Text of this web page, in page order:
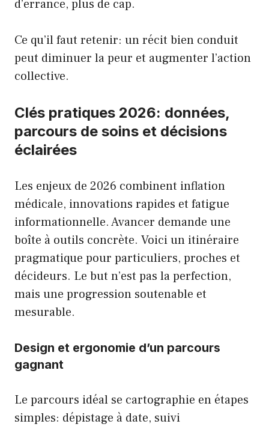
d’errance, plus de cap.
Ce qu’il faut retenir: un récit bien conduit
peut diminuer la peur et augmenter l’action
collective.
Clés pratiques 2026: données,
parcours de soins et décisions
éclairées
Les enjeux de 2026 combinent inflation
médicale, innovations rapides et fatigue
informationnelle. Avancer demande une
boîte à outils concrète. Voici un itinéraire
pragmatique pour particuliers, proches et
décideurs. Le but n’est pas la perfection,
mais une progression soutenable et
mesurable.
Design et ergonomie d’un parcours
gagnant
Le parcours idéal se cartographie en étapes
simples: dépistage à date, suivi